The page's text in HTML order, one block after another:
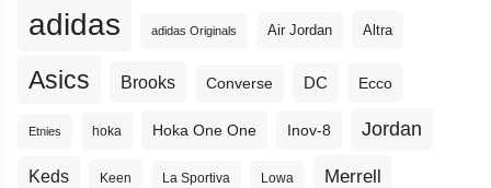
adidas adidas Originals Air Jordan Altra
Asics Brooks Converse DC Ecco
Etnies hoka Hoka One One Inov-8 Jordan
Keds Keen La Sportiva Lowa Merrell